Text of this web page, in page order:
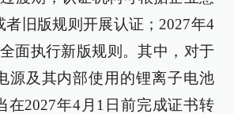
者旧版规则开展认证；2027年4
面执行新版规则。其中，对于
源及其内部使用的锂离子电池
在2027年4月1日前完成证书转